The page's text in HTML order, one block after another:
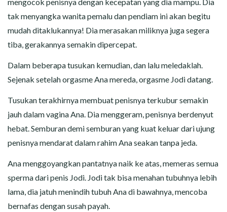
mengocok penisnya dengan kecepatan yang dia mampu. Dia
tak menyangka wanita pemalu dan pendiam ini akan begitu
mudah ditaklukannya! Dia merasakan miliknya juga segera
tiba, gerakannya semakin dipercepat.
Dalam beberapa tusukan kemudian, dan lalu meledaklah.
Sejenak setelah orgasme Ana mereda, orgasme Jodi datang.
Tusukan terakhirnya membuat penisnya terkubur semakin
jauh dalam vagina Ana. Dia menggeram, penisnya berdenyut
hebat. Semburan demi semburan yang kuat keluar dari ujung
penisnya mendarat dalam rahim Ana seakan tanpa jeda.
Ana menggoyangkan pantatnya naik ke atas, memeras semua
sperma dari penis Jodi. Jodi tak bisa menahan tubuhnya lebih
lama, dia jatuh menindih tubuh Ana di bawahnya, mencoba
bernafas dengan susah payah.